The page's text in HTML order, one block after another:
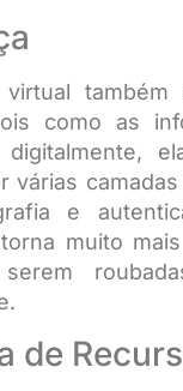
também
como as
digitalmente,
várias
e
muito
serem
de